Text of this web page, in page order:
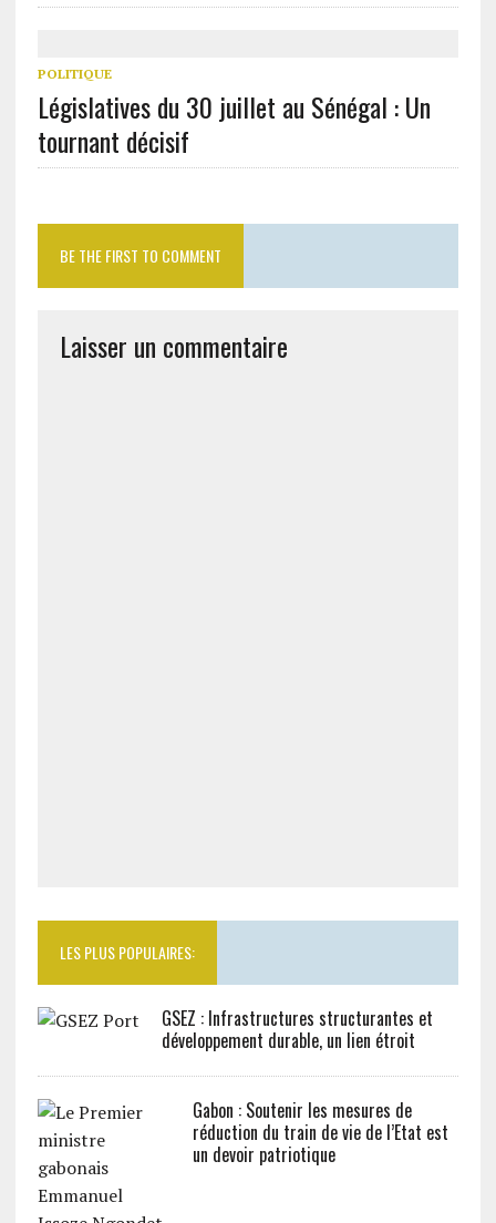
POLITIQUE
Législatives du 30 juillet au Sénégal : Un
tournant décisif
BE THE FIRST TO COMMENT
Laisser un commentaire
LES PLUS POPULAIRES:
GSEZ : Infrastructures structurantes et
développement durable, un lien étroit
Gabon : Soutenir les mesures de
réduction du train de vie de l’Etat est
un devoir patriotique